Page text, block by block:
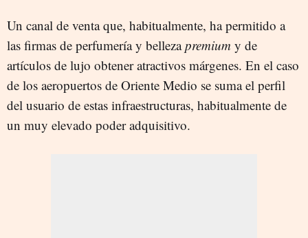
Un canal de venta que, habitualmente, ha permitido a
las firmas de perfumería y bellezapremium y de
artículos de lujo obtener atractivos márgenes. En el caso
de los aeropuertos de Oriente Medio se suma el perfil
del usuario de estas infraestructuras, habitualmente de
un muy elevado poder adquisitivo.